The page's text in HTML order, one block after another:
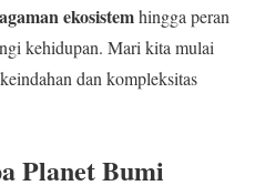
ekosistemhingga peran
kehidupan. Mari kita mulai
dan kompleksitas
Planet Bumi